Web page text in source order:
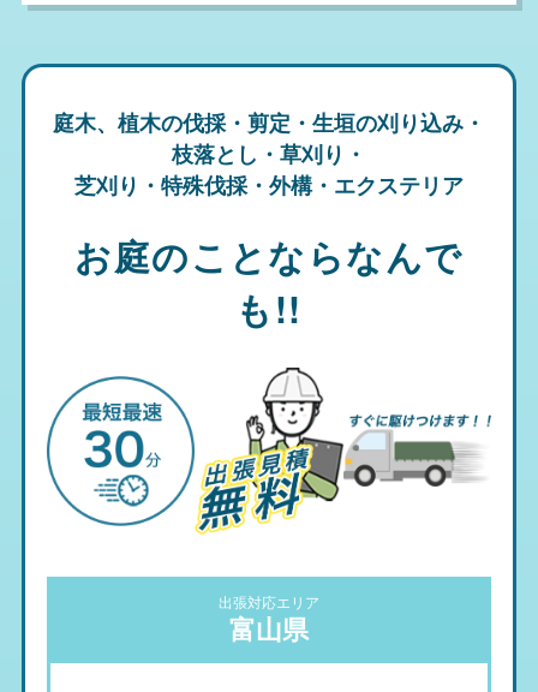
庭木、植木の伐採・剪定・生垣の刈り込み・
枝落とし・草刈り・
芝刈り・特殊伐採・外構・エクステリア
お庭のことならなんで
も!!
出張対応エリア
富山県